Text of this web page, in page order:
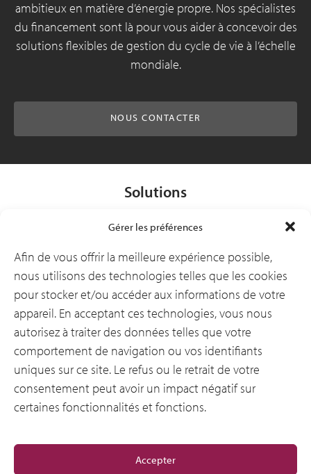
Gérer les préférences
Afin de vous offrir la meilleure expérience possible,
nous utilisons des technologies telles que les cookies
pour stocker et/ou accéder aux informations de votre
appareil. En acceptant ces technologies, vous nous
autorisez à traiter des données telles que votre
comportement de navigation ou vos identifiants
uniques sur ce site. Le refus ou le retrait de votre
consentement peut avoir un impact négatif sur
certaines fonctionnalités et fonctions.
Accepter
ambitieux en matière d’énergie propre. Nos spécialistes
du financement sont là pour vous aider à concevoir des
solutions flexibles de gestion du cycle de vie à l’échelle
mondiale.
NOUS CONTACTER
Solutions
Secteurs d’activité
Ressources
Notre entreprise
General